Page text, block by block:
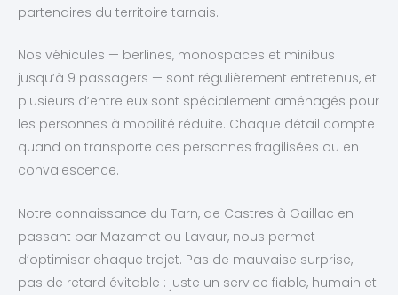
partenaires du territoire tarnais.
Nos véhicules — berlines, monospaces et minibus
jusqu’à 9 passagers — sont régulièrement entretenus, et
plusieurs d’entre eux sont spécialement aménagés pour
les personnes à mobilité réduite. Chaque détail compte
quand on transporte des personnes fragilisées ou en
convalescence.
Notre connaissance du Tarn, de Castres à Gaillac en
passant par Mazamet ou Lavaur, nous permet
d’optimiser chaque trajet. Pas de mauvaise surprise,
pas de retard évitable : juste un service fiable, humain et